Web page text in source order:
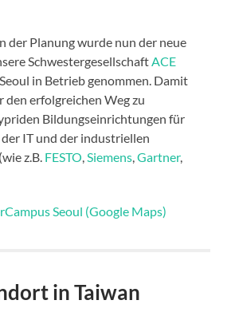
der Planung wurde nun der neue
SchwestergesellschaftACE
in Betrieb genommen. Damit
erfolgreichen Weg zu
Bildungseinrichtungen für
IT und der industriellen
z.B. FESTO,Siemens,Gartner,
Seoul (Google Maps)
in Taiwan